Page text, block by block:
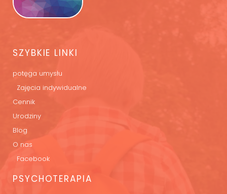
SZYBKIE LINKI
potęga umysłu
Zajęcia indywidualne
Cennik
Urodziny
Blog
O nas
Facebook
PSYCHOTERAPIA